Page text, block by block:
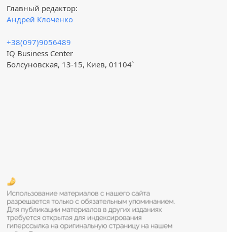
Главный редактор:
Андрей Клоченко
+38(097)9056489
IQ Business Center
Болсуновская, 13-15, Киев, 01104`